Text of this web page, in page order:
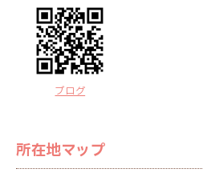
ブログ
所在地マップ